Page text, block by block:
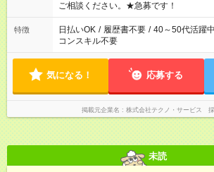
ご相談ください。★急募です！
特徴 日払いOK / 履歴書不要 / 40～50代活躍中
コンスキル不要
気になる！ 応募する
掲載元企業名 株式会社テクノ・サービス
未読